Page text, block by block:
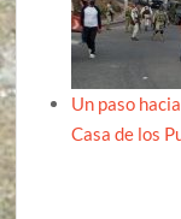
Un paso
Casa de los